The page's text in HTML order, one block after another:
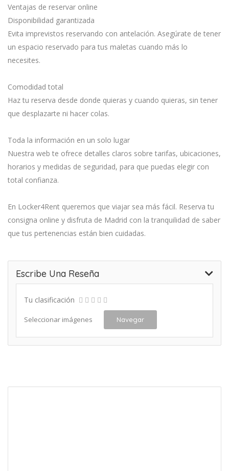
Ventajas de reservar online
Disponibilidad garantizada
Evita imprevistos reservando con antelación. Asegúrate de tener
un espacio reservado para tus maletas cuando más lo
necesites.
Comodidad total
Haz tu reserva desde donde quieras y cuando quieras, sin tener
que desplazarte ni hacer colas.
Toda la información en un solo lugar
Nuestra web te ofrece detalles claros sobre tarifas, ubicaciones,
horarios y medidas de seguridad, para que puedas elegir con
total confianza.
En Locker4Rent queremos que viajar sea más fácil. Reserva tu
consigna online y disfruta de Madrid con la tranquilidad de saber
que tus pertenencias están bien cuidadas.
Escribe Una Reseña
Tu clasificación
Seleccionar imágenes Navegar